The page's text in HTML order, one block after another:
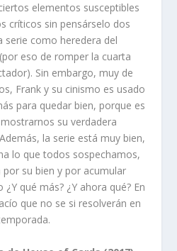
elementos susceptibles
críticos sin pensárselo dos
serie como heredera del
eso de romper la cuarta
Sin embargo, muy de
Frank y su cinismo es usado
para quedar bien, porque es
su verdadera
la serie está muy bien,
lo que todos sospechamos,
su bien y por acumular
qué más? ¿Y ahora qué? En
que no se si resolverán en